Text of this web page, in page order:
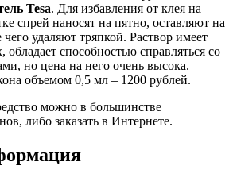
Tesa. Для избавления от клея на
спрей наносят на пятно, оставляют на
удаляют тряпкой. Раствор имеет
обладает способностью справляться со
но цена на него очень высока.
объемом 0,5 мл – 1200 рублей.
можно в большинстве
либо заказать в Интернете.